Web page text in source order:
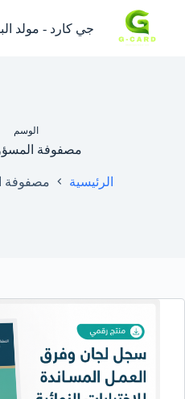
جي كارد - مولد
الوسم
مصفوفة
الرئيسية مصفوفة